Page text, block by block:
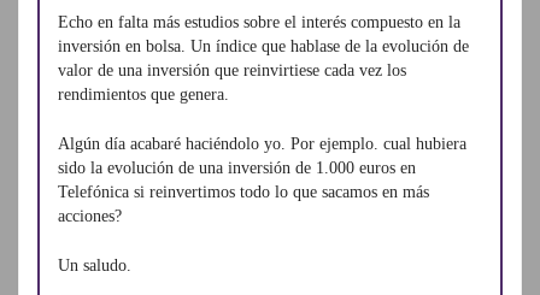
Echo en falta más estudios sobre el interés compuesto en la
inversión en bolsa. Un índice que hablase de la evolución de
valor de una inversión que reinvirtiese cada vez los
rendimientos que genera.
Algún día acabaré haciéndolo yo. Por ejemplo. cual hubiera
sido la evolución de una inversión de 1.000 euros en
Telefónica si reinvertimos todo lo que sacamos en más
acciones?
Un saludo.